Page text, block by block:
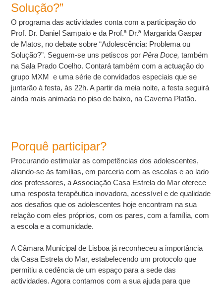
Solução?”
O programa das actividades conta com a participação do
Prof. Dr. Daniel Sampaio e da Prof.ª Dr.ª Margarida Gaspar
de Matos, no debate sobre “Adolescência: Problema ou
Solução?”. Seguem-se uns petiscos porPêra Doce, também
na Sala Prado Coelho. Contará também com a actuação do
grupo MXM e uma série de convidados especiais que se
juntarão à festa, às 22h. A partir da meia noite, a festa seguirá
ainda mais animada no piso de baixo, na Caverna Platão.
Porquê participar?
Procurando estimular as competências dos adolescentes,
aliando-se às famílias, em parceria com as escolas e ao lado
dos professores, a Associação Casa Estrela do Mar oferece
uma resposta terapêutica inovadora, acessível e de qualidade
aos desafios que os adolescentes hoje encontram na sua
relação com eles próprios, com os pares, com a família, com
a escola e a comunidade.
A Câmara Municipal de Lisboa já reconheceu a importância
da Casa Estrela do Mar, estabelecendo um protocolo que
permitiu a cedência de um espaço para a sede das
actividades. Agora contamos com a sua ajuda para que